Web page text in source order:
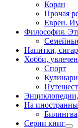
Коран
Прочая
Евреи.
Философия.
Напитки,
Хобби,
Спорт
На
Билингва
Серии книг